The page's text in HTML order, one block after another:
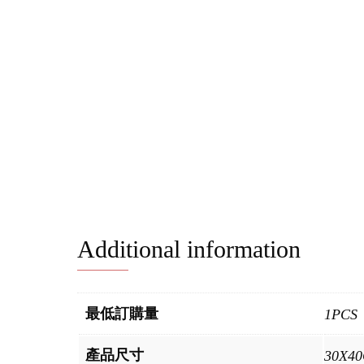
Additional information
最低訂購量 1PCS
產品尺寸